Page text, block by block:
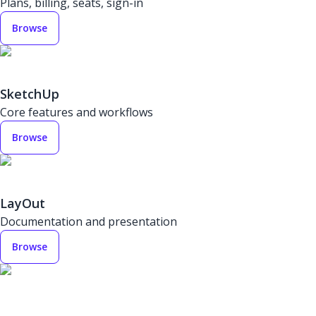
Browse
SketchUp
Core features and workflows
Browse
LayOut
Documentation and presentation
Browse